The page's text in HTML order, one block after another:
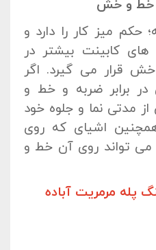
و خط و خش
حکم میز کار را دارد و
کابینت بیشتر در
قرار می گیرد. اگر
در برابر ضربه و خط و
مدتی نما و جلوه خود
اشیای که روی
می تواند روی آن خط و
پله مرمریت آباده